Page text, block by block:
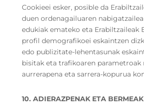
Cookieei esker, posible da
duen ordenagailuaren
edukiak emateko eta Erabiltzaileak
profil demografikoei eskaintzen
edo publizitate-lehentasunak
bisitak eta trafikoaren parametroak
aurrerapena eta sarrera-kopurua
10. ADIERAZPENAK ETA BERMEAK